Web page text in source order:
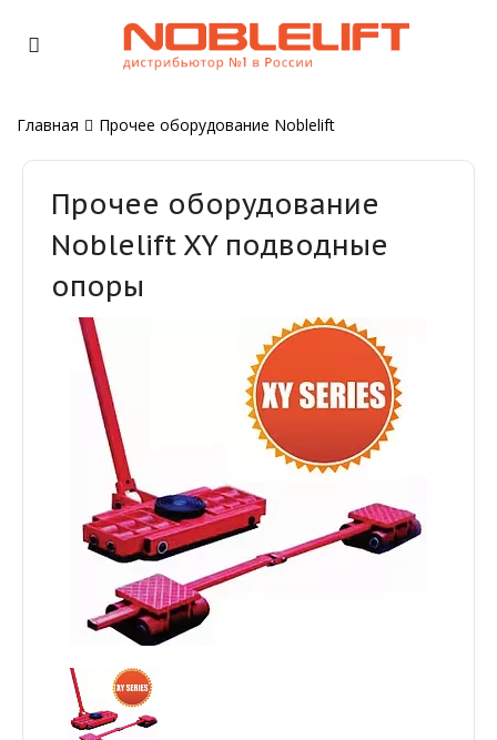
Главная Прочее оборудование Noblelift
Прочее оборудование
Noblelift XY подводные
опоры